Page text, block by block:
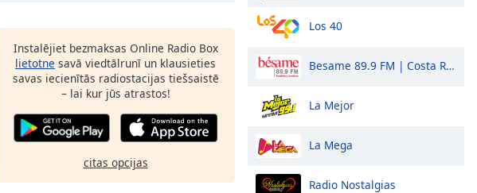
Instalējiet bezmaksas Online Radio Box
lietotne savā viedtālrunī un klausieties
savas iecienītās radiostacijas tiešsaistē
– lai kur jūs atrastos!
citas opcijas
Los 40
Besame 89.9 FM | Costa Rica
La Mejor
La Mega
Radio Nostalgias